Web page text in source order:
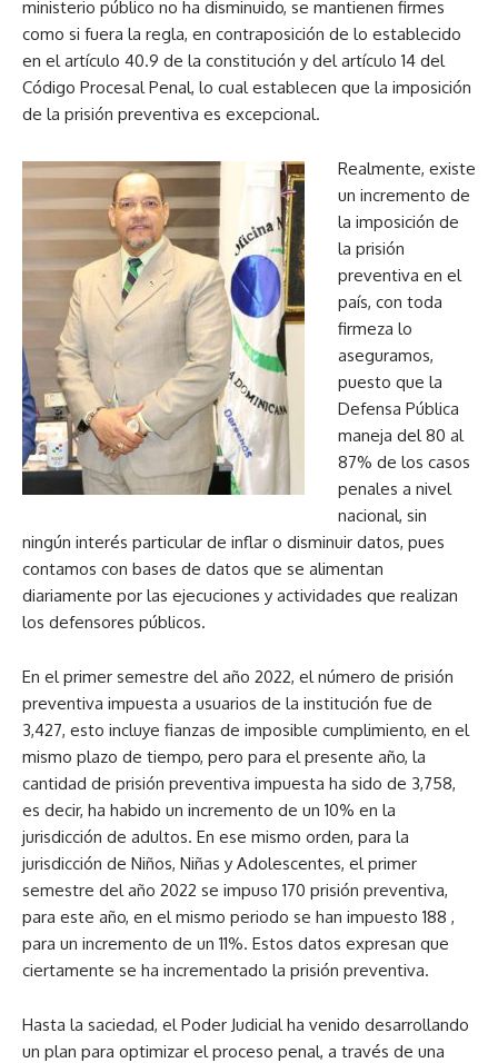
ministerio público no ha disminuido, se mantienen firmes
como si fuera la regla, en contraposición de lo establecido
en el artículo 40.9 de la constitución y del artículo 14 del
Código Procesal Penal, lo cual establecen que la imposición
de la prisión preventiva es excepcional.
Realmente, existe
un incremento de
la imposición de
la prisión
preventiva en el
país, con toda
firmeza lo
aseguramos,
puesto que la
Defensa Pública
maneja del 80 al
87% de los casos
penales a nivel
nacional, sin
ningún interés particular de inflar o disminuir datos, pues
contamos con bases de datos que se alimentan
diariamente por las ejecuciones y actividades que realizan
los defensores públicos.
En el primer semestre del año 2022, el número de prisión
preventiva impuesta a usuarios de la institución fue de
3,427, esto incluye fianzas de imposible cumplimiento, en el
mismo plazo de tiempo, pero para el presente año, la
cantidad de prisión preventiva impuesta ha sido de 3,758,
es decir, ha habido un incremento de un 10% en la
jurisdicción de adultos. En ese mismo orden, para la
jurisdicción de Niños, Niñas y Adolescentes, el primer
semestre del año 2022 se impuso 170 prisión preventiva,
para este año, en el mismo periodo se han impuesto 188 ,
para un incremento de un 11%. Estos datos expresan que
ciertamente se ha incrementado la prisión preventiva.
Hasta la saciedad, el Poder Judicial ha venido desarrollando
un plan para optimizar el proceso penal, a través de una